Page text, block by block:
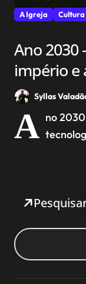
A Igreja Cultura
Ano 2030
império e
Syllas
A no